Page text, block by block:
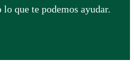
lo que te podemos ayudar.